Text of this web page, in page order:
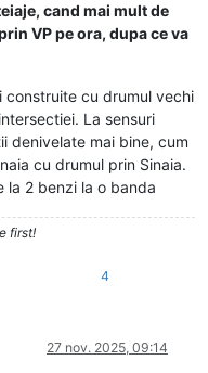
cand mai mult de
VP pe ora, dupa ce va
construite cu drumul vechi
La sensuri
denivelate mai bine, cum
cu drumul prin Sinaia.
la 2 benzi la o banda
first!
4
27 nov. 2025, 09:14